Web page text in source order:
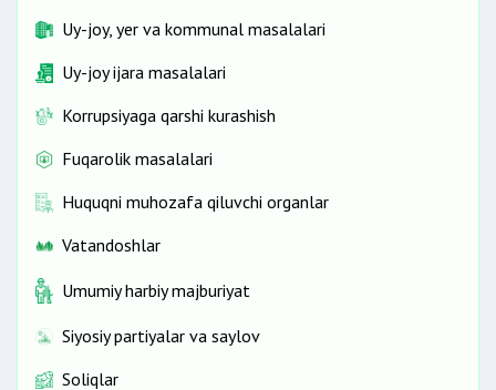
Uy-joy, yer va kommunal masalalari
Uy-joy ijara masalalari
Korrupsiyaga qarshi kurashish
Fuqarolik masalalari
Huquqni muhozafa qiluvchi organlar
Vatandoshlar
Umumiy harbiy majburiyat
Siyosiy partiyalar va saylov
Soliqlar